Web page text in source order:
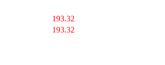
193.32
193.32